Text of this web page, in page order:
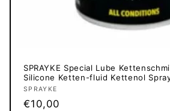
SPRAYKE Special Lube
Silicone Ketten-fluid Kettenol
Anbieter:
SPRAYKE
Normaler
€10,00